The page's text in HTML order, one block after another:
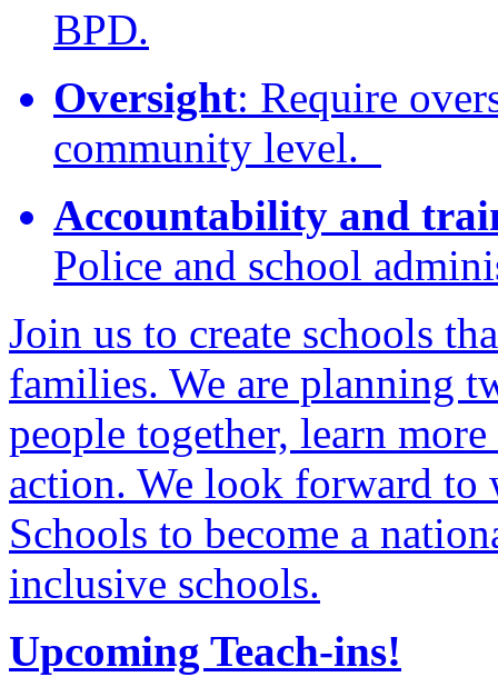
BPD.
Oversight: Require
community level.
Accountability and
Police and school
Join us to create schools
families. We are planning
people together, learn
action. We look forward
Schools to become a
inclusive schools.
Upcoming Teach-ins!